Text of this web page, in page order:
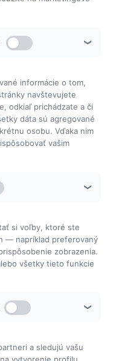
informácie o tom,
navštevujete
odkiaľ prichádzate a či
dáta sú agregované
osobu. Vďaka nim
vašim
si voľby, ktoré ste
— napríklad preferovaný
zobrazenia.
všetky tieto funkcie
a sledujú vašu